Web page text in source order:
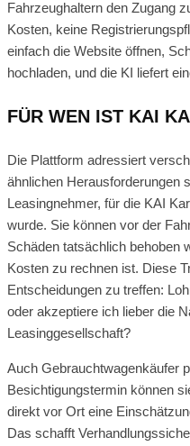
Fahrzeughaltern den Zugang
Kosten, keine
einfach die Website öffnen,
hochladen, und die KI liefert
FÜR WEN IST KAI
Die Plattform adressiert
ähnlichen Herausforderungen
Leasingnehmer, für die KAI
wurde. Sie können vor der
Schäden tatsächlich behoben
Kosten zu rechnen ist. Diese
Entscheidungen zu treffen:
oder akzeptiere ich lieber die
Leasinggesellschaft?
Auch Gebrauchtwagenkäufer
Besichtigungstermin können
direkt vor Ort eine
Das schafft